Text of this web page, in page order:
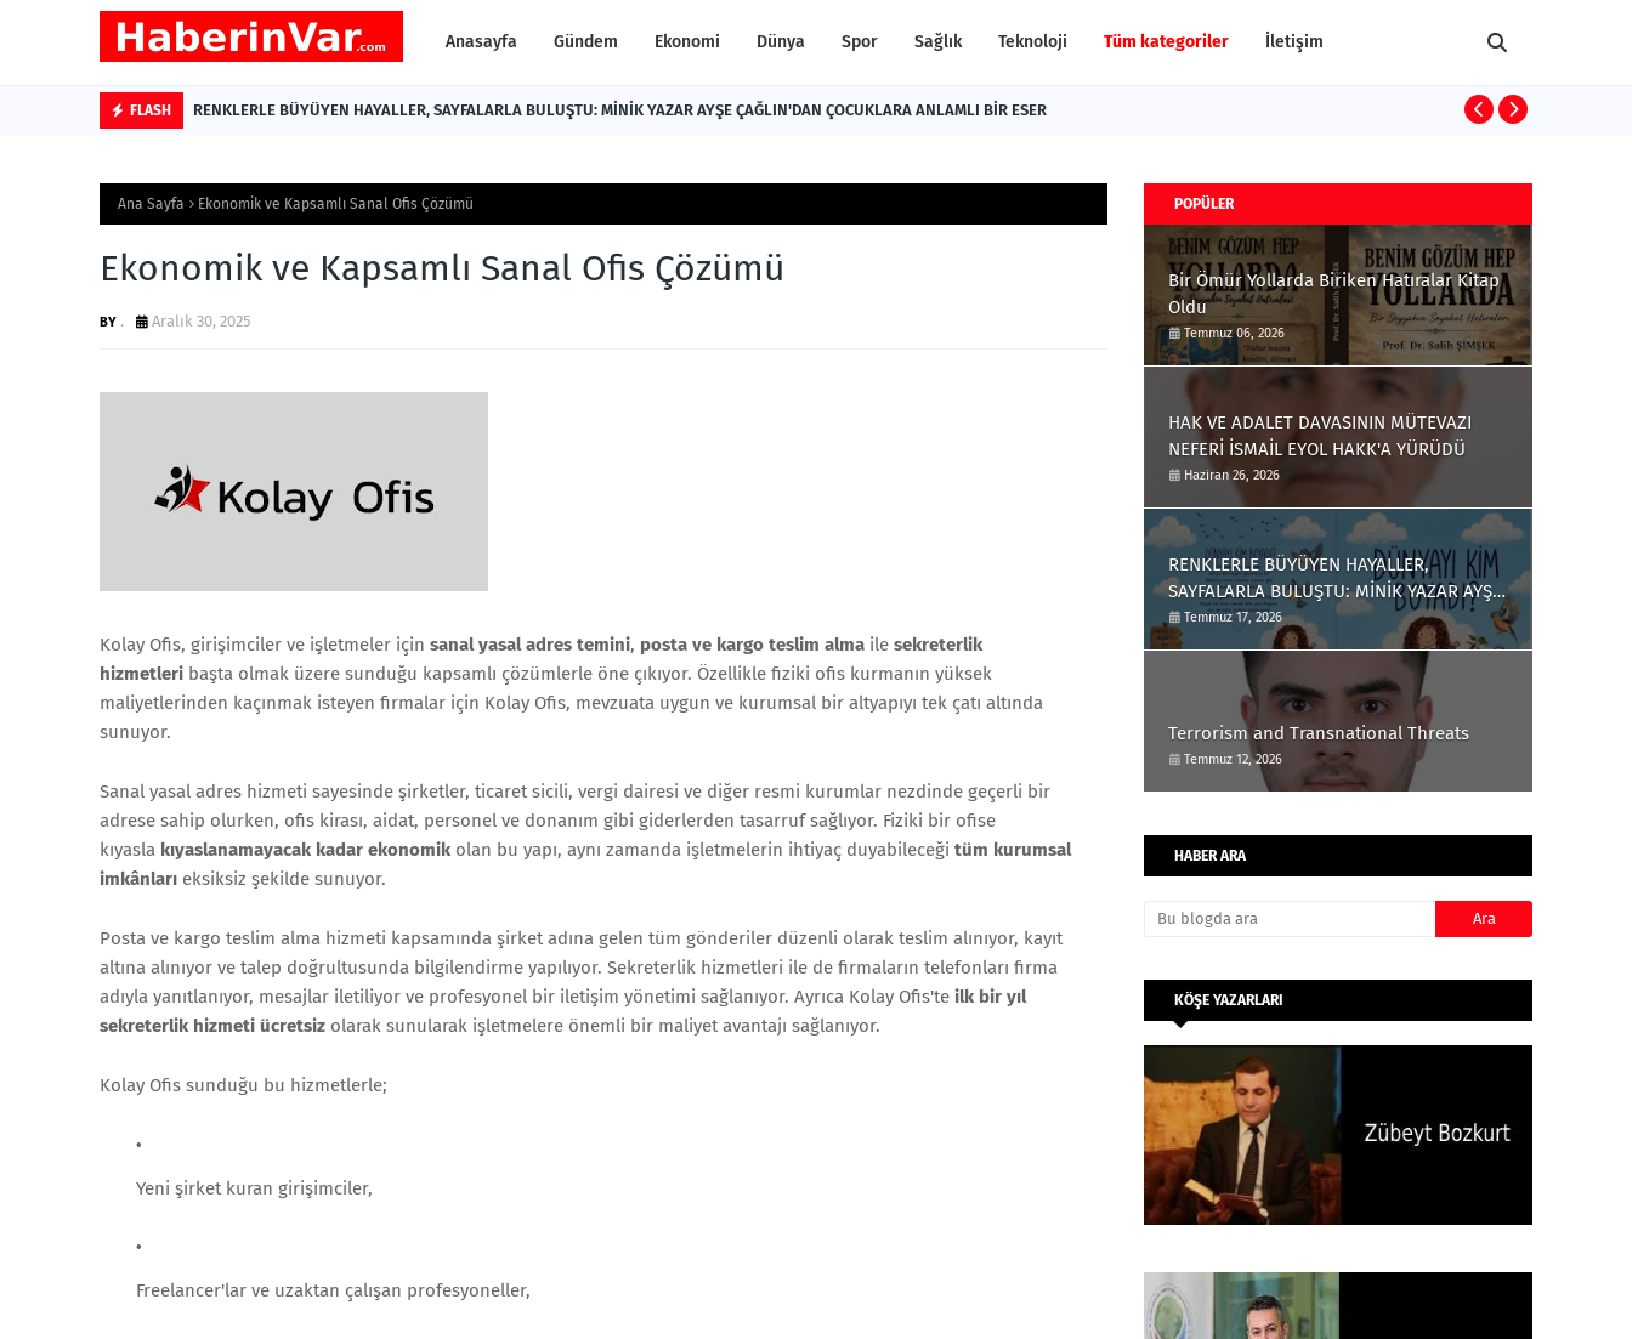
Anasayfa Gündem Ekonomi Dünya Spor Sağlık Teknoloji Tüm kategoriler İletişim
FLASH RENKLERLE BÜYÜYEN HAYALLER, SAYFALARLA BULUŞTU: MİNİK YAZAR AYŞE ÇAĞLIN'DAN ÇOCUKLARA ANLAMLI BİR ESER
Ana Sayfa Ekonomik ve Kapsamlı Sanal Ofis Çözümü
Ekonomik ve Kapsamlı Sanal Ofis Çözümü
. Aralık 30, 2025
Kolay Ofis, girişimciler ve işletmeler için sanal yasal adres temini, posta ve kargo teslim alma ile sekreterlik
hizmetleri başta olmak üzere sunduğu kapsamlı çözümlerle öne çıkıyor. Özellikle fiziki ofis kurmanın yüksek
maliyetlerinden kaçınmak isteyen firmalar için Kolay Ofis, mevzuata uygun ve kurumsal bir altyapıyı tek çatı altında
sunuyor.
Sanal yasal adres hizmeti sayesinde şirketler, ticaret sicili, vergi dairesi ve diğer resmi kurumlar nezdinde geçerli bir
adrese sahip olurken, ofis kirası, aidat, personel ve donanım gibi giderlerden tasarruf sağlıyor. Fiziki bir ofise
kıyasla kıyaslanamayacak kadar ekonomik olan bu yapı, aynı zamanda işletmelerin ihtiyaç duyabileceği tüm kurumsal
imkânları eksiksiz şekilde sunuyor.
Posta ve kargo teslim alma hizmeti kapsamında şirket adına gelen tüm gönderiler düzenli olarak teslim alınıyor, kayıt
altına alınıyor ve talep doğrultusunda bilgilendirme yapılıyor. Sekreterlik hizmetleri ile de firmaların telefonları firma
adıyla yanıtlanıyor, mesajlar iletiliyor ve profesyonel bir iletişim yönetimi sağlanıyor. Ayrıca Kolay Ofis'te ilk bir yıl
sekreterlik hizmeti ücretsiz olarak sunularak işletmelere önemli bir maliyet avantajı sağlanıyor.
Kolay Ofis sunduğu bu hizmetlerle;
Yeni şirket kuran girişimciler,
Freelancer'lar ve uzaktan çalışan profesyoneller,
POPÜLER
Bir Ömür Yollarda Biriken Hatıralar Kitap
Oldu
Temmuz 06, 2026
HAK VE ADALET DAVASININ MÜTEVAZI
NEFERİ İSMAİL EYOL HAKK'A YÜRÜDÜ
Haziran 26, 2026
RENKLERLE BÜYÜYEN HAYALLER,
SAYFALARLA BULUŞTU: MİNİK YAZAR AYŞE
ÇAĞLIN'DAN ÇOCUKLARA ANLAMLI BİR
ESER
Temmuz 17, 2026
Terrorism and Transnational Threats
Temmuz 12, 2026
HABER ARA
KÖŞE YAZARLARI